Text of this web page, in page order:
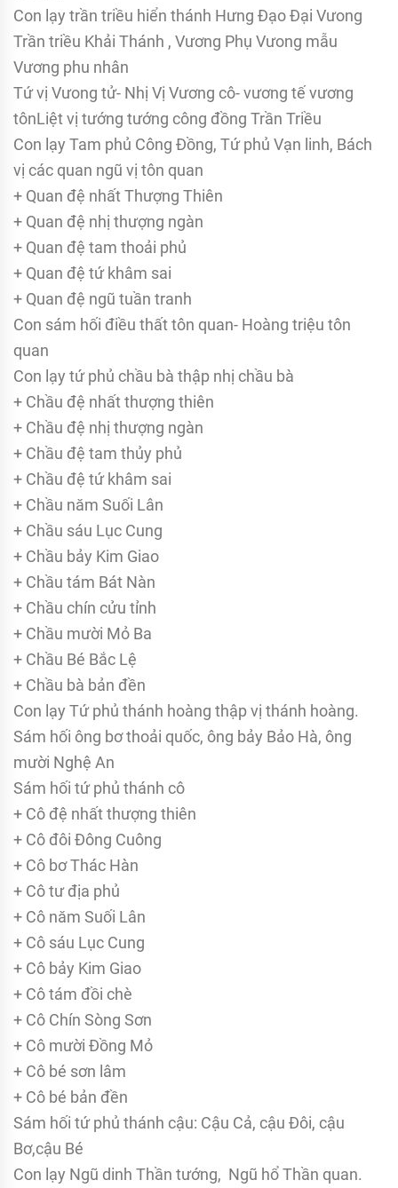
Con lạy trần triều hiển thánh Hưng Đạo Đại Vưong
Trần triều Khải Thánh , Vương Phụ Vưong mẫu
Vương phu nhân
Tứ vị Vưong tử- Nhị Vị Vương cô- vương tế vương
tônLiệt vị tướng tướng công đồng Trần Triều
Con lạy Tam phủ Công Đồng, Tứ phủ Vạn linh, Bách
vị các quan ngũ vị tôn quan
+ Quan đệ nhất Thượng Thiên
+ Quan đệ nhị thượng ngàn
+ Quan đệ tam thoải phủ
+ Quan đệ tứ khâm sai
+ Quan đệ ngũ tuần tranh
Con sám hối điều thất tôn quan- Hoàng triệu tôn
quan
Con lạy tứ phủ chầu bà thập nhị chầu bà
+ Chầu đệ nhất thượng thiên
+ Chầu đệ nhị thượng ngàn
+ Chầu đệ tam thủy phủ
+ Chầu đệ tứ khâm sai
+ Chầu năm Suối Lân
+ Chầu sáu Lục Cung
+ Chầu bảy Kim Giao
+ Chầu tám Bát Nàn
+ Chầu chín cửu tỉnh
+ Chầu mười Mỏ Ba
+ Chầu Bé Bắc Lệ
+ Chầu bà bản đền
Con lạy Tứ phủ thánh hoàng thập vị thánh hoàng.
Sám hối ông bơ thoải quốc, ông bảy Bảo Hà, ông
mười Nghệ An
Sám hối tứ phủ thánh cô
+ Cô đệ nhất thượng thiên
+ Cô đôi Đông Cuông
+ Cô bơ Thác Hàn
+ Cô tư địa phủ
+ Cô năm Suối Lân
+ Cô sáu Lục Cung
+ Cô bảy Kim Giao
+ Cô tám đồi chè
+ Cô Chín Sòng Sơn
+ Cô mười Đồng Mỏ
+ Cô bé sơn lâm
+ Cô bé bản đền
Sám hối tứ phủ thánh cậu: Cậu Cả, cậu Đôi, cậu
Bơ,cậu Bé
Con lạy Ngũ dinh Thần tướng, Ngũ hổ Thần quan.